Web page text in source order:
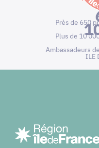
Près de 650
Plus de 10
Ambassadeurs
ILE